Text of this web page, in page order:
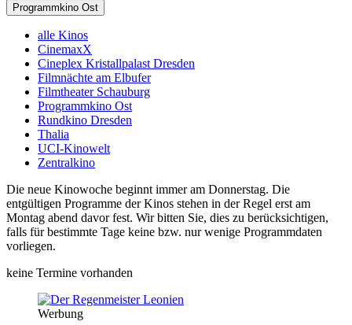
Programmkino Ost
alle Kinos
CinemaxX
Cineplex Kristallpalast Dresden
Filmnächte am Elbufer
Filmtheater Schauburg
Programmkino Ost
Rundkino Dresden
Thalia
UCI-Kinowelt
Zentralkino
Die neue Kinowoche beginnt immer am Donnerstag. Die
entgültigen Programme der Kinos stehen in der Regel erst am
Montag abend davor fest. Wir bitten Sie, dies zu berücksichtigen,
falls für bestimmte Tage keine bzw. nur wenige Programmdaten
vorliegen.
keine Termine vorhanden
Werbung